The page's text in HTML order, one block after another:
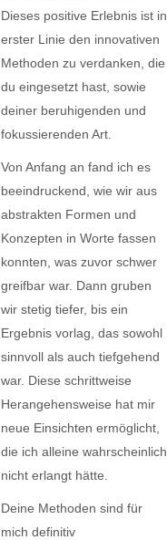
Dieses positive Erlebnis ist in
erster Linie den innovativen
Methoden zu verdanken, die
du eingesetzt hast, sowie
deiner beruhigenden und
fokussierenden Art.
Von Anfang an fand ich es
beeindruckend, wie wir aus
abstrakten Formen und
Konzepten in Worte fassen
konnten, was zuvor schwer
greifbar war. Dann gruben
wir stetig tiefer, bis ein
Ergebnis vorlag, das sowohl
sinnvoll als auch tiefgehend
war. Diese schrittweise
Herangehensweise hat mir
neue Einsichten ermöglicht,
die ich alleine wahrscheinlich
nicht erlangt hätte.
Deine Methoden sind für
mich definitiv